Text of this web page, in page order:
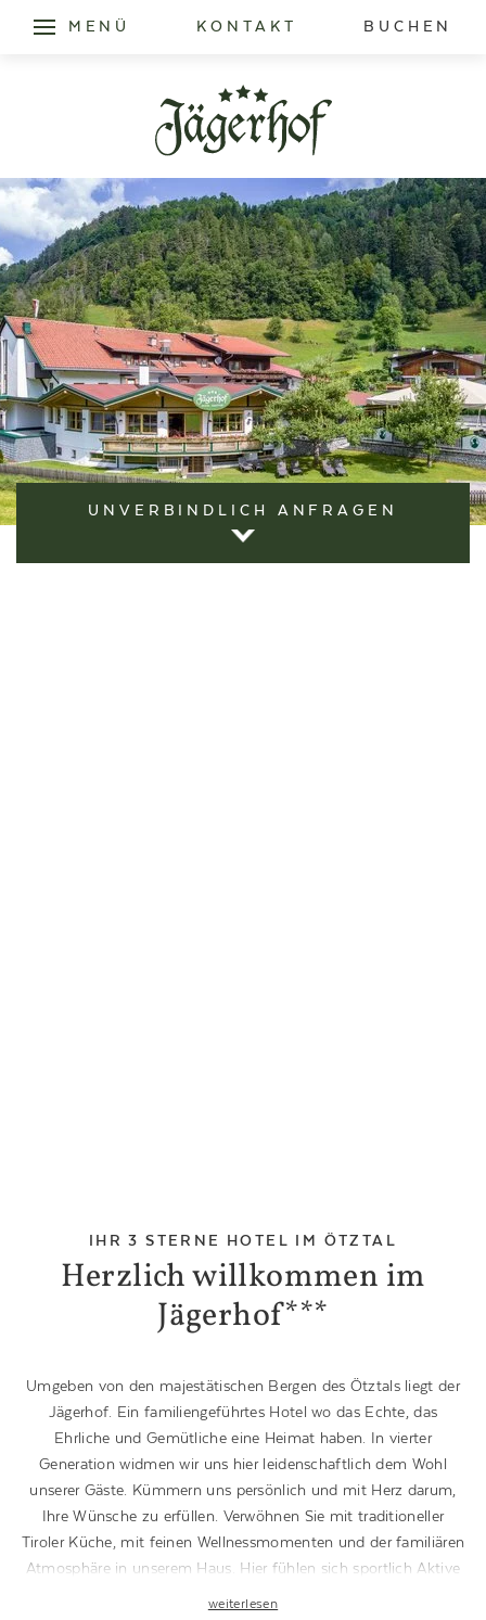
MENÜ KONTAKT BUCHEN
UNVERBINDLICH ANFRAGEN
IHR 3 STERNE HOTEL IM ÖTZTAL
Herzlich willkommen im
Jägerhof***
Umgeben von den majestätischen Bergen des Ötztals liegt der
Jägerhof. Ein familiengeführtes Hotel wo das Echte, das
Ehrliche und Gemütliche eine Heimat haben. In vierter
Generation widmen wir uns hier leidenschaftlich dem Wohl
unserer Gäste. Kümmern uns persönlich und mit Herz darum,
Ihre Wünsche zu erfüllen. Verwöhnen Sie mit traditioneller
Tiroler Küche, mit feinen Wellnessmomenten und der familiären
Atmosphäre in unserem Haus. Hier fühlen sich sportlich Aktive
weiterlesen